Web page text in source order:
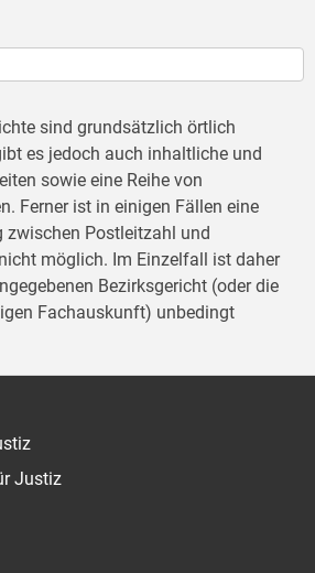
sind grundsätzlich örtlich
es jedoch auch inhaltliche und
sowie eine Reihe von
Ferner ist in einigen Fällen eine
zwischen Postleitzahl und
möglich. Im Einzelfall ist daher
Bezirksgericht (oder die
Fachauskunft) unbedingt
Justiz